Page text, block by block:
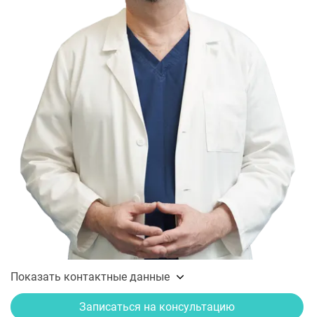
Показать контактные данные
Записаться на консультацию